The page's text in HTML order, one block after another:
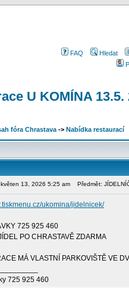
FAQ
Hledat
U KOMÍNA 13.5.
fóra Chrastava -> Nabídka restaurací
13, 2026 5:25 am Předmět:
ukomina/jidelnicek/
725 925 460
PO CHRASTAVĚ ZDARMA
MÁ VLASTNÍ PARKOVIŠTĚ VE
725 925 460